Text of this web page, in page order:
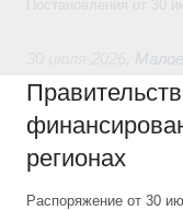
регионах
Распоряжение от 30